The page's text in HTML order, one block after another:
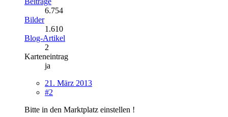
6.754
Bilder
1.610
Blog-Artikel
2
Karteneintrag
ja
21. März 2013
#2
Bitte in den Marktplatz einstellen !